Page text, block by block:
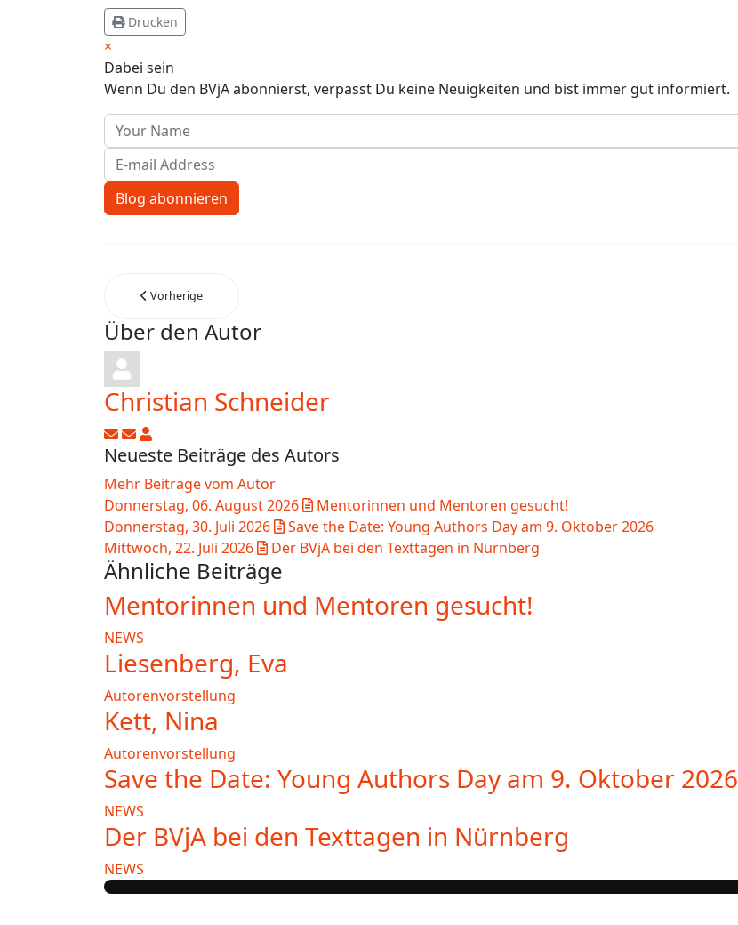
Drucken
×
Dabei sein
Wenn Du den BVjA abonnierst, verpasst Du keine Neuigkeiten und bist immer gut informiert.
Your Name
E-mail Address
Blog abonnieren
Vorherige
Über den Autor
Christian Schneider
Updates abonnieren
Abo von Updates dieses Autors beenden
Christian Schneider
Neueste Beiträge des Autors
Mehr Beiträge vom Autor
Donnerstag, 06. August 2026
Mentorinnen und Mentoren gesucht!
Donnerstag, 30. Juli 2026
Save the Date: Young Authors Day am 9. Oktober 2026
Mittwoch, 22. Juli 2026
Der BVjA bei den Texttagen in Nürnberg
Ähnliche Beiträge
Mentorinnen und Mentoren gesucht!
NEWS
Liesenberg, Eva
Autorenvorstellung
Kett, Nina
Autorenvorstellung
Save the Date: Young Authors Day am 9. Oktober 2026
NEWS
Der BVjA bei den Texttagen in Nürnberg
NEWS